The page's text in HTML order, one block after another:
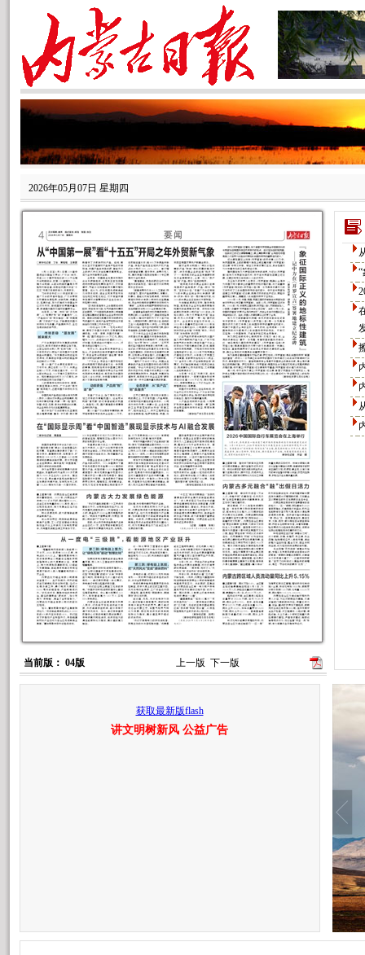
2026年05月07日 星期四
当前版： 04版 上一版 下一版